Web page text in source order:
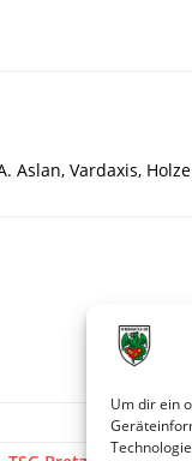
Um dir ein
Aslan, Vardaxis,